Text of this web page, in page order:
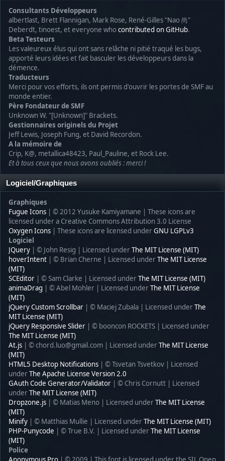
Consultants Développeurs
albertlast, Brett Flannigan, Mark Rose, René-Gilles "Nao 尚"
Deberdt, tinoest, et everyone whocontributed on GitHub.
Beta Testeurs
Les valeureux élus qui ont sans relâche ni pitié traqué les bugs,
apporté leurs idées et fait basculer les développeurs dans la
démence.
Traducteurs
Merci pour vos efforts, ils ont permis d'ouvrir les portes de SMF au
monde entier.
Père Fondateur de SMF
Unknown W. "[Unknown]" Brackets.
Gestionnaires originels du Projet
Jeff Lewis, Joseph Fung, et David Recordon.
A la mémoire de
Crip, K@, metallica48423, Paul_Pauline, et Rock Lee.
Et à tous ceux que nous avons oubliés : merci !
Logiciel/Graphiques
Graphiques
Fugue Icons | © 2012 Yusuke Kamiyamane | These icons are
licensed under a Creative Commons Attribution 3.0 License
Oxygen Icons | These icons are licensed underGNU LGPLv3
Logiciel
JQuery | © John Resig | Licensed underThe MIT License (MIT)
hoverIntent | © Brian Cherne | Licensed underThe MIT License
(MIT)
SCEditor | © Sam Clarke | Licensed underThe MIT License (MIT)
animaDrag | © Abel Mohler | Licensed underThe MIT License
(MIT)
jQuery Custom Scrollbar | © Maciej Zubala | Licensed underThe
MIT License (MIT)
jQuery Responsive Slider | © booncon ROCKETS | Licensed under
The MIT License (MIT)
At.js | © chord.luo@gmail.com | Licensed underThe MIT License
(MIT)
HTML5 Desktop Notifications | © Tsvetan Tsvetkov | Licensed
underThe Apache License Version 2.0
GAuth Code Generator/Validator | © Chris Cornutt | Licensed
underThe MIT License (MIT)
Dropzone.js | © Matias Meno | Licensed underThe MIT License
(MIT)
Minify | © Matthias Mullie | Licensed underThe MIT License (MIT)
PHP-Punycode | © True B.V. | Licensed underThe MIT License
(MIT)
Police